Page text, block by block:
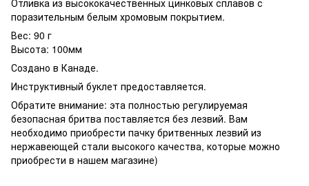
поразительным белым хромовым покрытием.
Вес: 90 г
Высота: 100мм
Создано в Канаде.
Инструктивный буклет предоставляется.
Обратите внимание: эта полностью регулируемая
безопасная бритва поставляется без лезвий. Вам
необходимо приобрести пачку бритвенных лезвий из
нержавеющей стали высокого качества, которые можно
приобрести в нашем магазине)